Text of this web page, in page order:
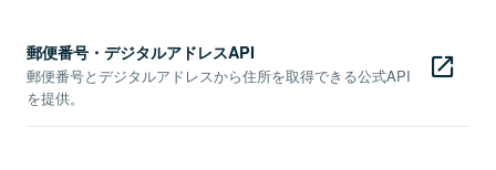
郵便番号・デジタルアドレスAPI
郵便番号とデジタルアドレスから住所を取得できる公式API
を提供。